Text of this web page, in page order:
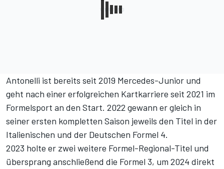
Antonelli ist bereits seit 2019 Mercedes-Junior und
geht nach einer erfolgreichen Kartkarriere seit 2021 im
Formelsport an den Start. 2022 gewann er gleich in
seiner ersten kompletten Saison jeweils den Titel in der
Italienischen und der Deutschen Formel 4.
2023 holte er zwei weitere Formel-Regional-Titel und
übersprang anschließend die Formel 3, um 2024 direkt